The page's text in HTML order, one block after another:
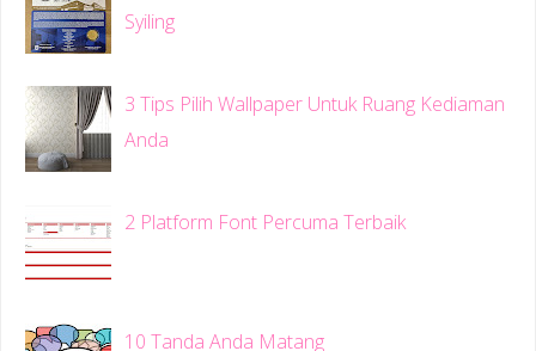
Syiling
3 Tips Pilih Wallpaper Untuk Ruang Kediaman
Anda
2 Platform Font Percuma Terbaik
10 Tanda Anda Matang